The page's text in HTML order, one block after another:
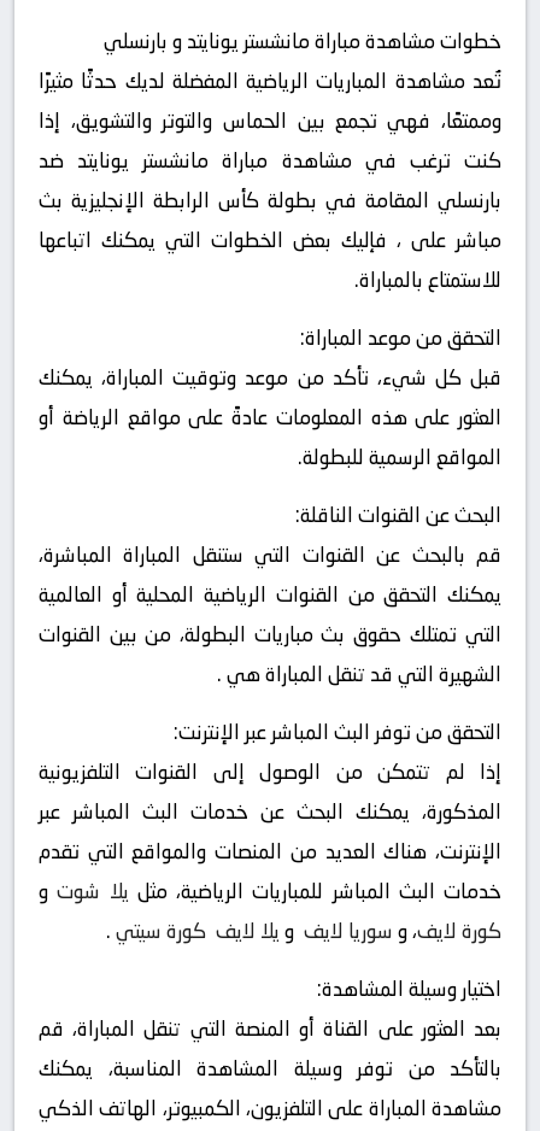
خطوات مشاهدة مباراة مانشستر يونايتد و بارنسلي
تُعد مشاهدة المباريات الرياضية المفضلة لديك حدثًا مثيرًا
وممتعًا، فهي تجمع بين الحماس والتوتر والتشويق، إذا
كنت ترغب في مشاهدة مباراة مانشستر يونايتد ضد
بارنسلي المقامة في بطولة كأس الرابطة الإنجليزية بث
مباشر على ، فإليك بعض الخطوات التي يمكنك اتباعها
للاستمتاع بالمباراة.
التحقق من موعد المباراة:
قبل كل شيء، تأكد من موعد وتوقيت المباراة، يمكنك
العثور على هذه المعلومات عادةً على مواقع الرياضة أو
المواقع الرسمية للبطولة.
البحث عن القنوات الناقلة:
قم بالبحث عن القنوات التي ستنقل المباراة المباشرة،
يمكنك التحقق من القنوات الرياضية المحلية أو العالمية
التي تمتلك حقوق بث مباريات البطولة، من بين القنوات
الشهيرة التي قد تنقل المباراة هي .
التحقق من توفر البث المباشر عبر الإنترنت:
إذا لم تتمكن من الوصول إلى القنوات التلفزيونية
المذكورة، يمكنك البحث عن خدمات البث المباشر عبر
الإنترنت، هناك العديد من المنصات والمواقع التي تقدم
خدمات البث المباشر للمباريات الرياضية، مثل يلا شوتو
كورة لايف، وسوريا لايف ويلا لايف كورة سيتي.
اختيار وسيلة المشاهدة:
بعد العثور على القناة أو المنصة التي تنقل المباراة، قم
بالتأكد من توفر وسيلة المشاهدة المناسبة، يمكنك
مشاهدة المباراة على التلفزيون، الكمبيوتر، الهاتف الذكي